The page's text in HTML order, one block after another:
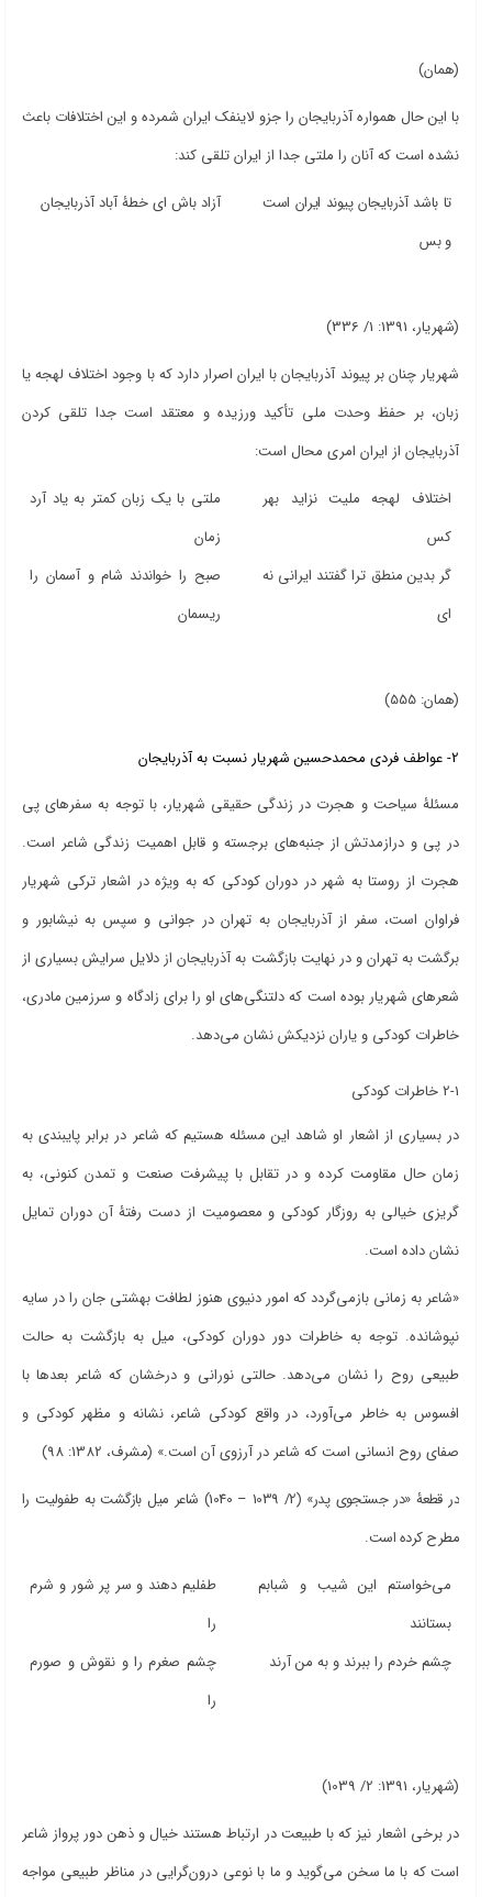
(همان)
با این حال همواره آذربایجان را جزو لاینفک ایران شمرده و این اختلافات باعث
نشده است که آنان را ملتی جدا از ایران تلقی کند:
تا باشد آذربایجان پیوند ایران است
و بس
آزاد باش ‌ای خطۀ آباد آذربایجان
(شهریار، 1391: 1/ 336)
شهریار چنان بر پیوند آذربایجان با ایران اصرار دارد که با وجود اختلاف لهجه یا
زبان، بر حفظ وحدت ملی تأکید ورزیده و معتقد است جدا تلقی کردن
آذربایجان از ایران امری محال است:
اختلاف لهجه ملیت نزاید بهر
کس
گر بدین منطق ترا گفتند ایرانی نه
‌ای
ملتی با یک زبان کمتر به یاد آرد
زمان
صبح را خواندند شام و آسمان را
ریسمان
(همان: 555)
2- عواطف فردی محمدحسین شهریار نسبت به آذربایجان
مسئلۀ سیاحت و هجرت در زندگی حقیقی شهریار، با توجه به سفرهای پی
در پی و درازمدتش از جنبه‌های برجسته و قابل اهمیت زندگی شاعر است.
هجرت از روستا به شهر در دوران کودکی که به ویژه در اشعار ترکی شهریار
فراوان است، سفر از آذربایجان به تهران در جوانی و سپس به نیشابور و
برگشت به تهران و در نهایت بازگشت به آذربایجان از دلایل سرایش بسیاری از
شعرهای شهریار بوده است که دلتنگی‌های او را برای زادگاه و سرزمین مادری،
خاطرات کودکی و یاران نزدیکش نشان می‌دهد.
2-1 خاطرات کودکی
در بسیاری از اشعار او شاهد این مسئله هستیم که شاعر در برابر پایبندی به
زمان حال مقاومت کرده و در تقابل با پیشرفت صنعت و تمدن کنونی، به
گریزی خیالی به روزگار کودکی و معصومیت از دست رفتۀ آن دوران تمایل
نشان داده است.
«شاعر به زمانی بازمی‌گردد که امور دنیوی هنوز لطافت بهشتی جان را در سایه
نپوشانده. توجه به خاطرات دور دوران کودکی، میل به بازگشت به حالت
طبیعی روح را نشان می‌دهد. حالتی نورانی و درخشان که شاعر بعدها با
افسوس به خاطر می‌آورد، در واقع کودکی شاعر، نشانه و مظهر کودکی و
صفای روح انسانی است که شاعر در آرزوی آن است.» (مشرف، 1382: 98)
در قطعۀ «در جستجوی پدر» (2/ 1039 – 1040) شاعر میل بازگشت به طفولیت را
مطرح کرده است.
می‌خواستم این شیب و شبابم
بستانند
چشم خردم را ببرند و به من آرند
طفلیم دهند و سر پر شور و شرم
را
چشم صغرم را و نقوش و صورم
را
(شهریار، 1391: 2/ 1039)
در برخی اشعار نیز که با طبیعت در ارتباط هستند خیال و ذهن دور پرواز شاعر
است که با ما سخن می‌گوید و ما با نوعی درون‌گرایی در مناظر طبیعی مواجه